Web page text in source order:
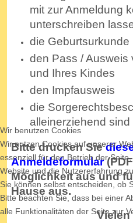
mit zur Anmeldung
unterschreiben
die Geburtsurkunde
den Pass / Ausweis
und Ihres Kindes
den Impfausweis
die
alleinerziehend sind
Bitte drucken Sie
Anmeldeformular
Möglichkeit aus und
Hause aus.
Vielen
Wir benutzen Cookies
Wir nutzen Cookies auf unserer
essenziell für den Betrieb der
Website und die Nutzererfahrung
Sie können selbst entscheiden, ob
Bitte beachten Sie, dass bei einer
alle Funktionalitäten der Seite zur